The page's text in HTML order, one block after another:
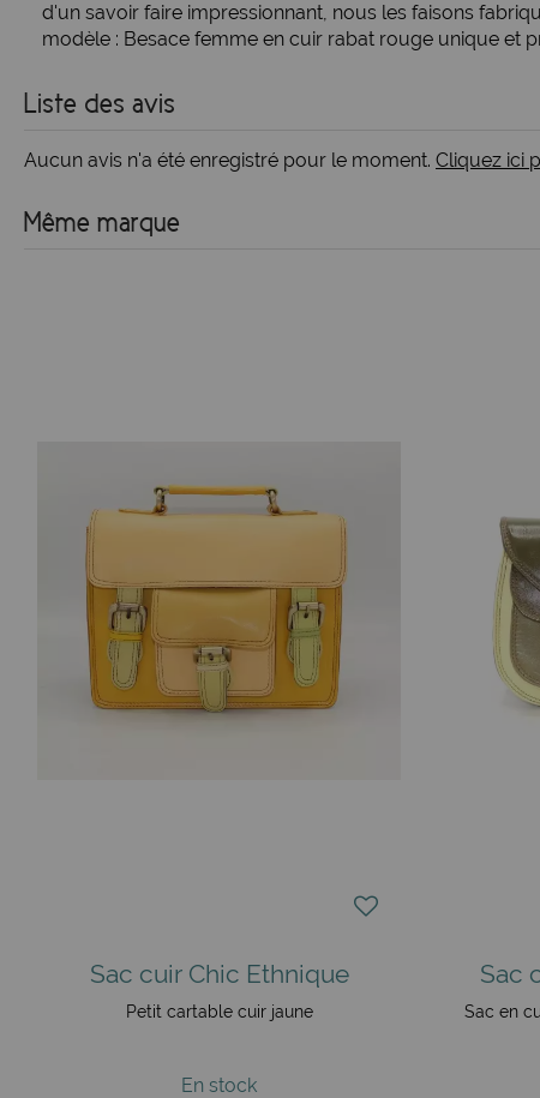
d'un savoir faire impressionnant, nous les faisons
modèle : Besace femme en cuir rabat rouge unique et
Liste des avis
Aucun avis n'a été enregistré pour le moment. Cliquez ici
Même marque
Sac cuir Chic Ethnique
Petit cartable cuir jaune
En stock
Sac
Sac en